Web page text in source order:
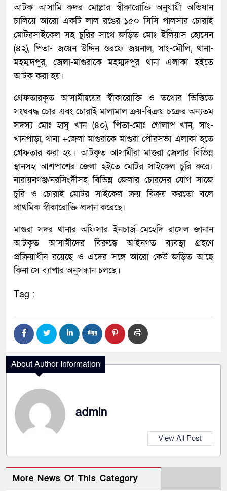
আটক আসামি কদর মোল্লার স্বীকারোক্তি অনুযায়ী অভিযান
চালিয়ে আরো একটি লাল রঙের ১৫০ সিসি পালসার চোরাই
মোটরসাইকেল সহ চুরির সাথে জড়িত মোঃ ইলিয়াস হোসেন
(৪২), পিতা- জয়েন উদ্দিন ওরফে জয়নাল, সাং-মৌলি, থানা-
মহম্মদপুর, জেলা-মাগুরাকে মহম্মদপুর থানা এলাকা হইতে
আটক করা হয়।
গ্রেফতারকৃত আসামীদ্বয়ের স্বীকারোক্তি ও তথ্যের ভিত্তিতে
সংঘবদ্ধ চোর এবং চোরাই মালামাল ক্রয়-বিক্রয় চক্রের অন্যতম
সদস্য মোঃ হাসু খান (৪০), পিতা-মোঃ গোলাপ খান, সাং-
খানপাড়া, থানা +জেলা মাগুরাকে মাগুরা পৌরসভা এলাকা হতে
গ্রেফতার করা হয়। আটকৃত আসামীরা মাগুরা জেলার বিভিন্ন
স্থানসহ আশপাশের জেলা হইতে মোটর সাইকেল চুরি করে।
নারায়নগঞ্জ/নরসিংদীসহ বিভিন্ন জেলার চোরদের যোগ সাজে
চুরি ও চোরাই মোটর সাইকেল ক্রয় বিক্রয় করতো বলে
প্রাথমিক স্বীকারোক্তি প্রদান করেছে।
মাগুরা সদর থানার অফিসার ইনচার্জ মেহেদি রাসেল জানান
আটকৃত আসামীদের বিরুদ্ধে আইনগত ব্যবস্থা গ্রহণে
প্রক্রিয়াধীন রয়েছে ও এদের সঙ্গে আরো কেউ জড়িত আছে
কিনা সে ব্যাপার অনুসন্ধান চলছে।
Tag :
About Author Information
admin
View All Post
More News Of This Category